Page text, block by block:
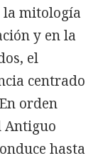
la mitología
y en la
el
centrado
orden
Antiguo
hasta